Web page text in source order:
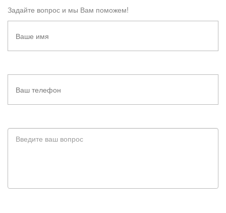
Задайте вопрос и мы Вам поможем!